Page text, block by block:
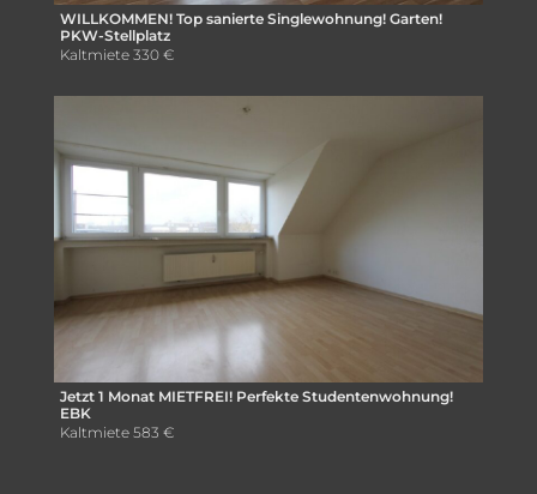
WILLKOMMEN! Top sanierte Singlewohnung! Garten!
PKW-Stellplatz
Kaltmiete 330 €
Jetzt 1 Monat MIETFREI! Perfekte Studentenwohnung!
EBK
Kaltmiete 583 €